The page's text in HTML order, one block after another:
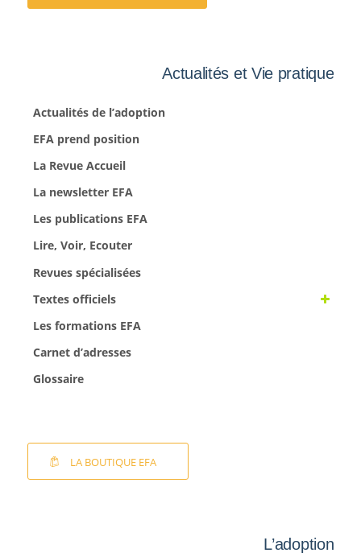
Actualités et Vie pratique
Actualités de l’adoption
EFA prend position
La Revue Accueil
La newsletter EFA
Les publications EFA
Lire, Voir, Ecouter
Revues spécialisées
Textes officiels
Les formations EFA
Carnet d’adresses
Glossaire
LA BOUTIQUE EFA
L’adoption